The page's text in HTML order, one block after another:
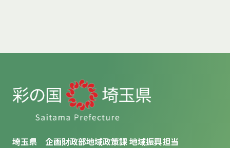
埼玉県 企画財政部地域政策課 地域振興担当